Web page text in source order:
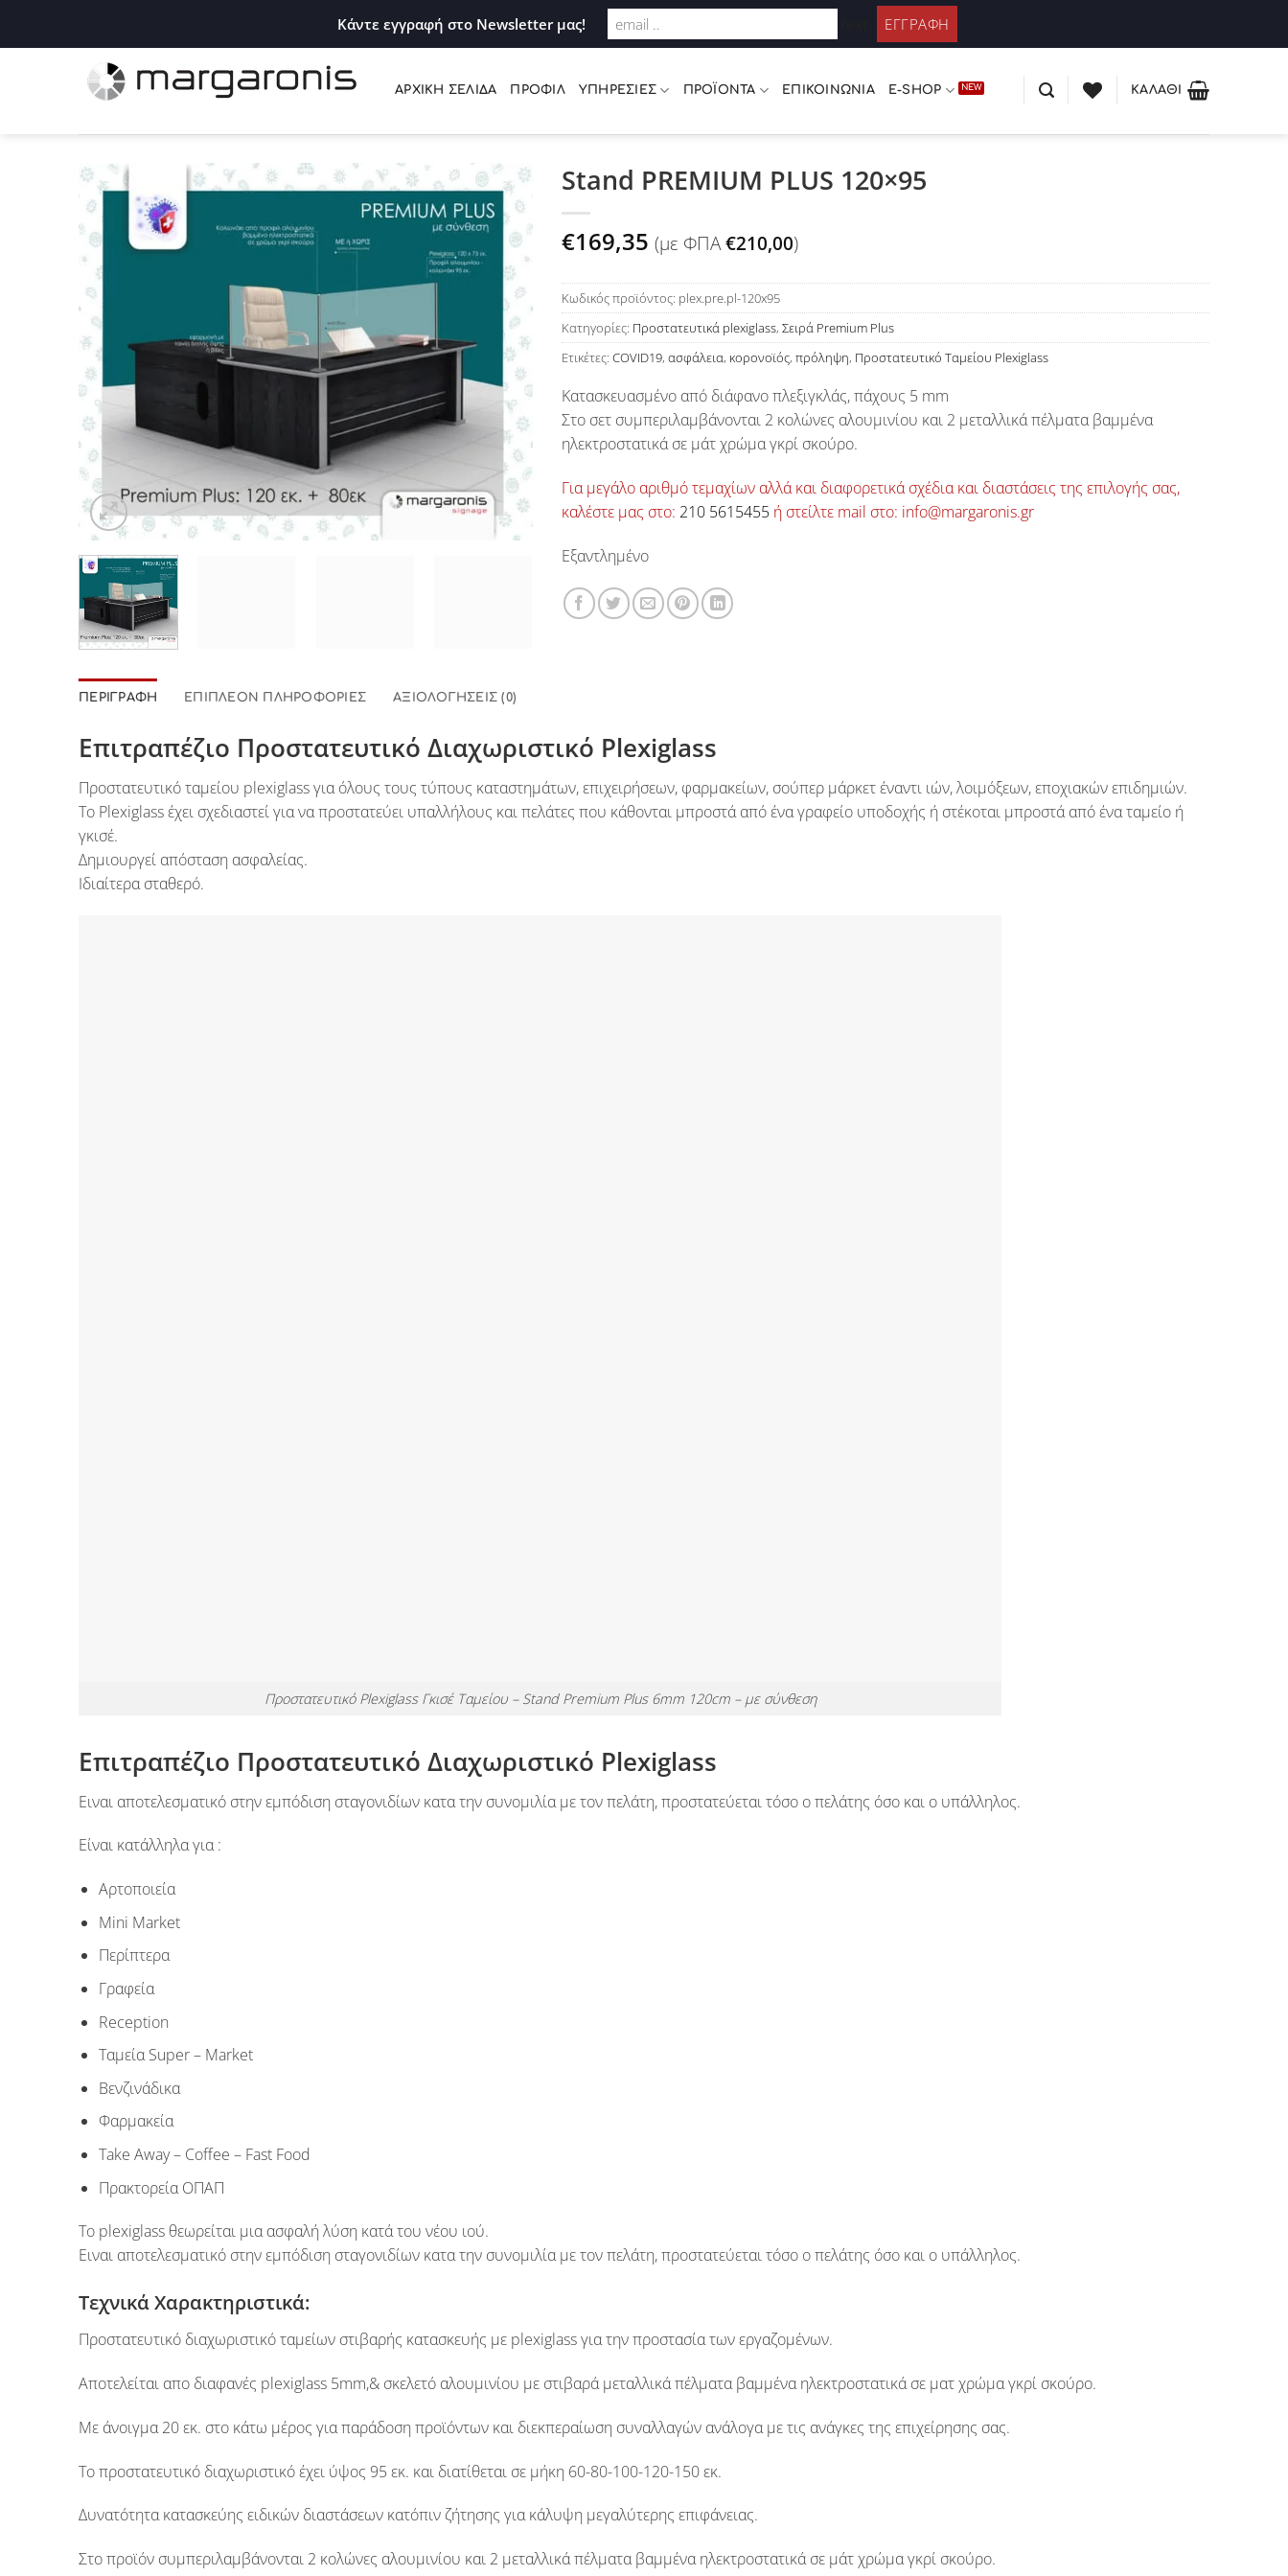
Σύνδεση / Εγγραφή
ΑΡΧΙΚΉ ΣΕΛΊΔΑ ΠΡΟΦΊΛ ΥΠΗΡΕΣΊΕΣ ΠΡΟΪΌΝΤΑ ΕΠΙΚΟΙΝΩΝΊΑ E-SHOP ΚΑΛΆΘΙ
Προσθήκη
στη Λίστα
Επιθυμιών
Stand PREMIUM PLUS 120×95
€169,35 (με ΦΠΑ€210,00)
Κωδικός προϊόντος: plex.pre.pl-120x95
Κατηγορίες: Προστατευτικά plexiglass,Σειρά Premium Plus
Ετικέτες:COVID19,ασφάλεια, κορονοϊός,πρόληψη, Προστατευτικό Ταμείου Plexiglass
Κατασκευασμένο από διάφανο πλεξιγκλάς, πάχους 5 mm
Στο σετ συμπεριλαμβάνονται 2 κολώνες αλουμινίου και 2 μεταλλικά πέλματα βαμμένα
ηλεκτροστατικά σε μάτ χρώμα γκρί σκούρο.
Για μεγάλο αριθμό τεμαχίων αλλά και διαφορετικά σχέδια και διαστάσεις της επιλογής σας,
καλέστε μας στο: 210 5615455 ή στείλτε mail στο: info@margaronis.gr
Εξαντλημένο
ΠΕΡΙΓΡΑΦΉ ΕΠΙΠΛΈΟΝ ΠΛΗΡΟΦΟΡΊΕΣ ΑΞΙΟΛΟΓΉΣΕΙΣ (0)
Επιτραπέζιο Προστατευτικό Διαχωριστικό Plexiglass
Προστατευτικό ταμείου plexiglass για όλους τους τύπους καταστημάτων, επιχειρήσεων, φαρμακείων, σούπερ μάρκετ έναντι ιών, λοιμόξεων, εποχιακών επιδημιών.
Το Plexiglass έχει σχεδιαστεί για να προστατεύει υπαλλήλους και πελάτες που κάθονται μπροστά από ένα γραφείο υποδοχής ή στέκοται μπροστά από ένα ταμείο ή
γκισέ.
Δημιουργεί απόσταση ασφαλείας.
Ιδιαίτερα σταθερό.
Προστατευτικό Plexiglass Γκισέ Ταμείου – Stand Premium Plus 6mm 120cm – με σύνθεση
Επιτραπέζιο Προστατευτικό Διαχωριστικό Plexiglass
Ειναι αποτελεσματικό στην εμπόδιση σταγονιδίων κατα την συνομιλία με τον πελάτη, προστατεύεται τόσο ο πελάτης όσο και ο υπάλληλος.
Είναι κατάλληλα για :
Αρτοποιεία
Mini Market
Περίπτερα
Γραφεία
Reception
Tαμεία Super – Market
Βενζινάδικα
Φαρμακεία
Take Away – Coffee – Fast Food
Πρακτορεία ΟΠΑΠ
Το plexiglass θεωρείται μια ασφαλή λύση κατά του νέου ιού.
Ειναι αποτελεσματικό στην εμπόδιση σταγονιδίων κατα την συνομιλία με τον πελάτη, προστατεύεται τόσο ο πελάτης όσο και ο υπάλληλος.
Τεχνικά Χαρακτηριστικά:
Προστατευτικό διαχωριστικό ταμείων στιβαρής κατασκευής με plexiglass για την προστασία των εργαζομένων.
Αποτελείται απο διαφανές plexiglass 5mm,& σκελετό αλουμινίου με στιβαρά μεταλλικά πέλματα βαμμένα ηλεκτροστατικά σε ματ χρώμα γκρί σκούρο.
Με άνοιγμα20 εκ. στο κάτω μέρος για παράδοση προϊόντων και διεκπεραίωση συναλλαγών ανάλογα με τις ανάγκες της επιχείρησης σας.
Το προστατευτικό διαχωριστικό έχει ύψος 95 εκ. και διατίθεται σε μήκη 60-80-100-120-150 εκ.
Δυνατότητα κατασκεύης ειδικών διαστάσεων κατόπιν ζήτησης για κάλυψη μεγαλύτερης επιφάνειας.
Στο προϊόν συμπεριλαμβάνονται 2 κολώνες αλουμινίου και 2 μεταλλικά πέλματα βαμμένα ηλεκτροστατικά σε μάτ χρώμα γκρί σκούρο.
Κάντε εγγραφή στο Newsletter μας!